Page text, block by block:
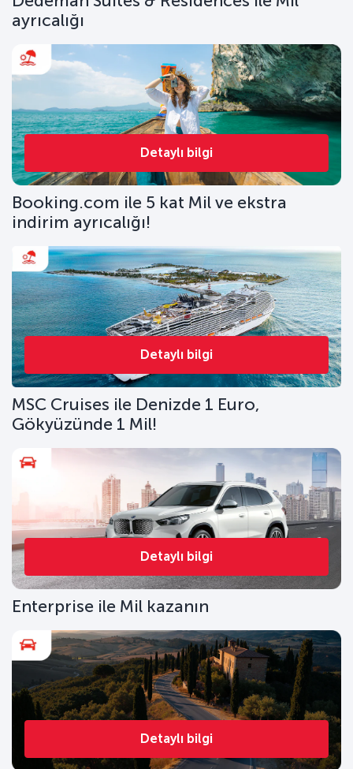
ayrıcalığı
Detaylı bilgi
Booking.com ile 5 kat Mil ve ekstra
indirim ayrıcalığı!
Detaylı bilgi
MSC Cruises ile Denizde 1 Euro,
Gökyüzünde 1 Mil!
Detaylı bilgi
Enterprise ile Mil kazanın
Detaylı bilgi